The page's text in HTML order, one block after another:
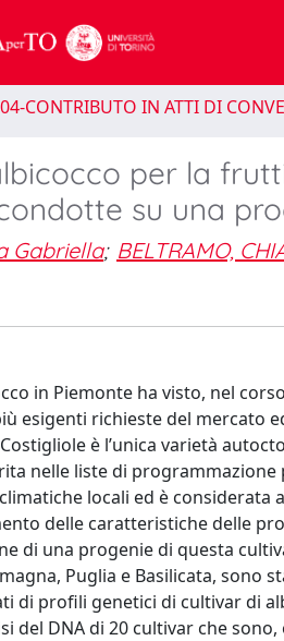
04-CONTRIBUTO IN ATTI DI
per la
su una
Gabriella; BELTRAMO,
in Piemonte ha visto, nel
esigenti richieste del mercato
è l’unica varietà
nelle liste di
locali ed è considerata
delle caratteristiche delle
di una progenie di questa
Puglia e Basilicata, sono
di profili genetici di cultivar di
del DNA di 20 cultivar che